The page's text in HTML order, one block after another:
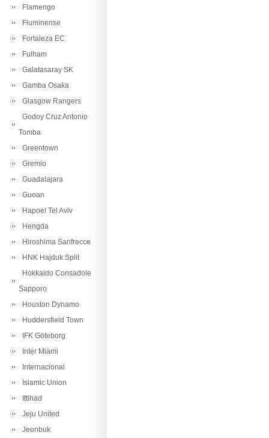
Flamengo
Fluminense
Fortaleza EC
Fulham
Galatasaray SK
Gamba Osaka
Glasgow Rangers
Godoy Cruz Antonio
Tomba
Greentown
Gremio
Guadalajara
Guoan
Hapoel Tel Aviv
Hengda
Hiroshima Sanfrecce
HNK Hajduk Split
Hokkaido Consadole
Sapporo
Houston Dynamo
Huddersfield Town
IFK Göteborg
Inter Miami
Internacional
Islamic Union
Ittihad
Jeju United
Jeonbuk